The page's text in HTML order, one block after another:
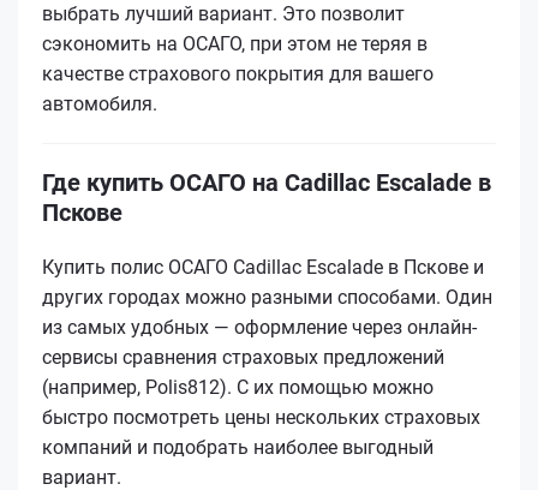
выбрать лучший вариант. Это позволит
сэкономить на ОСАГО, при этом не теряя в
качестве страхового покрытия для вашего
автомобиля.
Где купить ОСАГО на Cadillac Escalade в
Пскове
Купить полис ОСАГО Cadillac Escalade в Пскове и
других городах можно разными способами. Один
из самых удобных — оформление через онлайн-
сервисы сравнения страховых предложений
(например, Polis812). С их помощью можно
быстро посмотреть цены нескольких страховых
компаний и подобрать наиболее выгодный
вариант.